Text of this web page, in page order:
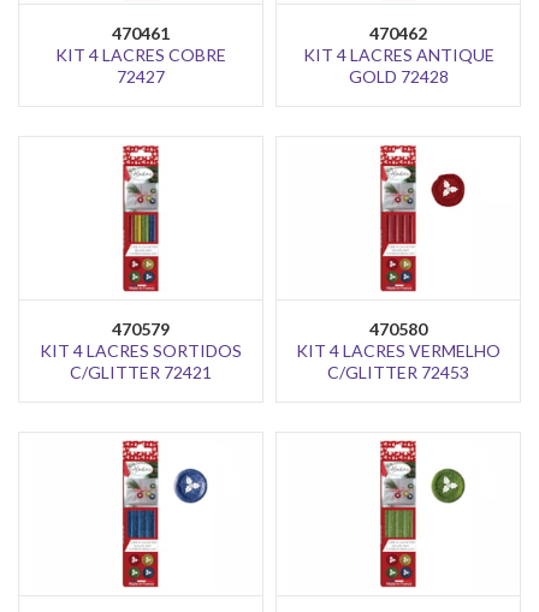
470461
KIT 4 LACRES COBRE
72427
470462
KIT 4 LACRES ANTIQUE
GOLD 72428
470579
KIT 4 LACRES SORTIDOS
C/GLITTER 72421
470580
KIT 4 LACRES VERMELHO
C/GLITTER 72453